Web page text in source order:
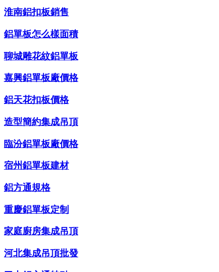
淮南鋁扣板銷售
鋁單板怎么樣面積
聊城雕花紋鋁單板
嘉興鋁單板廠價格
鋁天花扣板價格
造型簡約集成吊頂
臨汾鋁單板廠價格
宿州鋁單板建材
鋁方通規格
重慶鋁單板定制
家庭廚房集成吊頂
河北集成吊頂批發